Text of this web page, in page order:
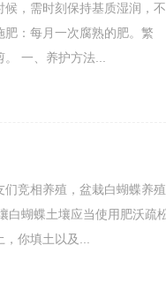
，需时刻保持基质湿润，不
：每月一次腐熟的肥。繁
一、养护方法...
竞相养殖，盆栽白蝴蝶养殖
白蝴蝶土壤应当使用肥沃疏
你填土以及...